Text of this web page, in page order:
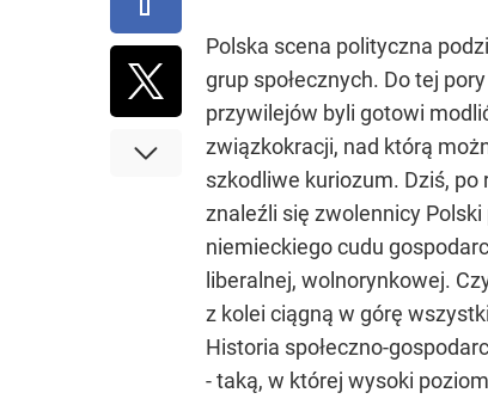
Polska scena polityczna
grup społecznych. Do tej
przywilejów byli gotowi
związkokracji, nad którą
szkodliwe kuriozum. Dziś,
znaleźli się zwolennicy
niemieckiego cudu
liberalnej, wolnorynkowej.
z kolei ciągną w górę
Historia społeczno-
- taką, w której wysoki